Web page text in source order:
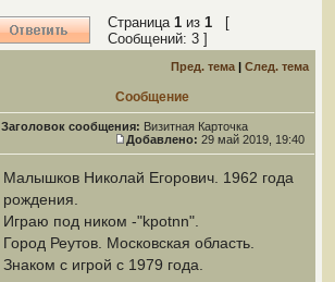
Страница 1 из 1 [
Сообщений: 3 ]
Пред. тема | След. тема
Сообщение
Заголовок сообщения: Визитная Карточка
Добавлено: 29 май 2019, 19:40
Малышков Николай Егорович. 1962 года
рождения.
Играю под ником -"kpotnn".
Город Реутов. Московская область.
Знаком с игрой с 1979 года.